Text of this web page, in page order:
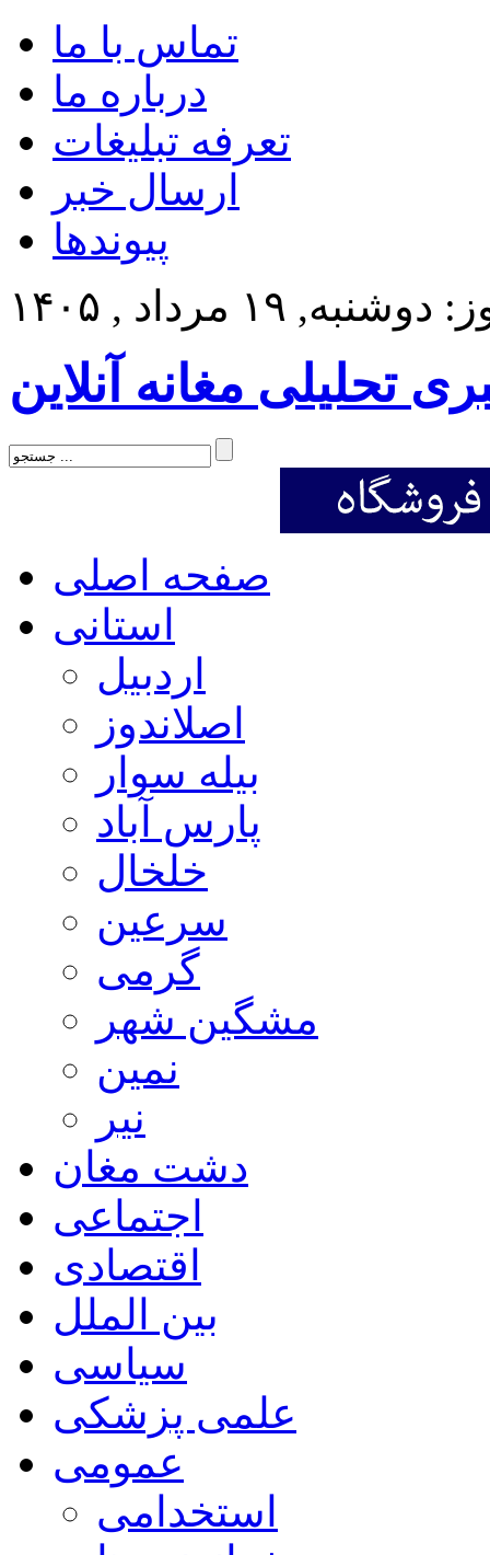
تماس با ما
درباره ما
تعرفه تبلیغات
ارسال خبر
پیوندها
۱۹ مرداد , ۱۴۰۵
تحلیلی مغانه آنلاین
صفحه اصلی
استانی
اردبیل
اصلاندوز
بیله سوار
پارس آباد
خلخال
سرعین
گرمی
مشگین شهر
نمین
نیر
دشت مغان
اجتماعی
اقتصادی
بین الملل
سیاسی
علمی پزشکی
عمومی
استخدامی